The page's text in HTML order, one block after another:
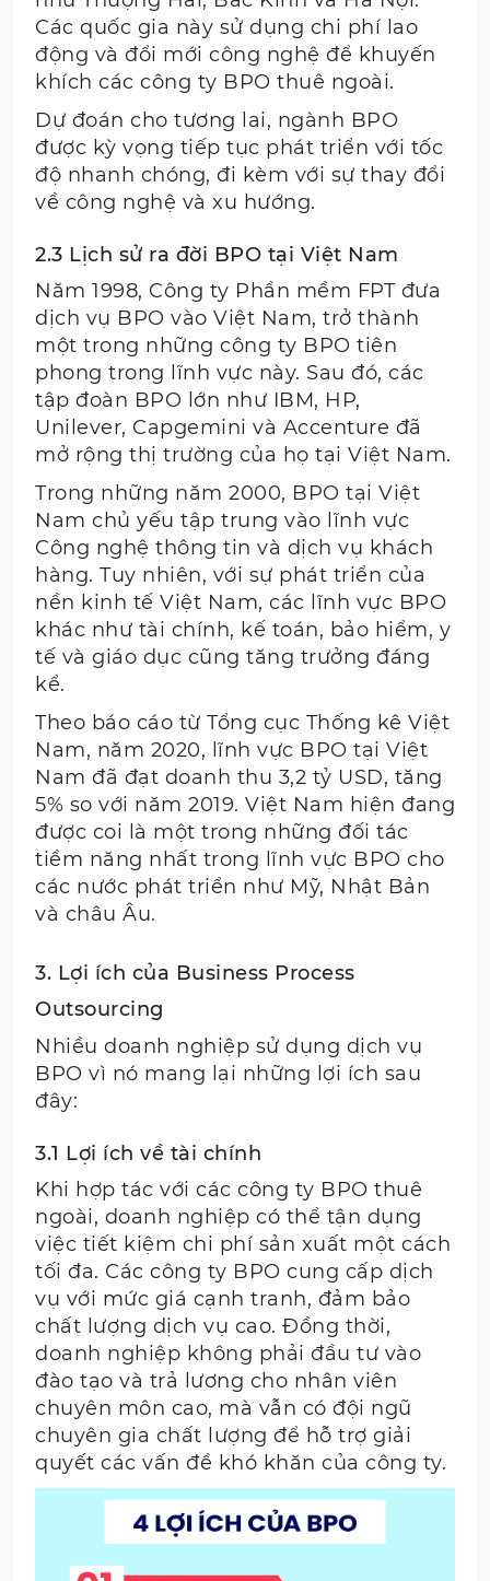
Các quốc gia này sử dụng chi phí lao
động và đổi mới công nghệ để khuyến
khích các công ty BPO thuê ngoài.
Dự đoán cho tương lai, ngành BPO
được kỳ vọng tiếp tục phát triển với tốc
độ nhanh chóng, đi kèm với sự thay đổi
về công nghệ và xu hướng.
2.3 Lịch sử ra đời BPO tại Việt Nam
Năm 1998, Công ty Phần mềm FPT đưa
dịch vụ BPO vào Việt Nam, trở thành
một trong những công ty BPO tiên
phong trong lĩnh vực này. Sau đó, các
tập đoàn BPO lớn như IBM, HP,
Unilever, Capgemini và Accenture đã
mở rộng thị trường của họ tại Việt Nam.
Trong những năm 2000, BPO tại Việt
Nam chủ yếu tập trung vào lĩnh vực
Công nghệ thông tin và dịch vụ khách
hàng. Tuy nhiên, với sự phát triển của
nền kinh tế Việt Nam, các lĩnh vực BPO
khác như tài chính, kế toán, bảo hiểm, y
tế và giáo dục cũng tăng trưởng đáng
kể.
Theo báo cáo từ Tổng cục Thống kê Việt
Nam, năm 2020, lĩnh vực BPO tại Việt
Nam đã đạt doanh thu 3,2 tỷ USD, tăng
5% so với năm 2019. Việt Nam hiện đang
được coi là một trong những đối tác
tiềm năng nhất trong lĩnh vực BPO cho
các nước phát triển như Mỹ, Nhật Bản
và châu Âu.
3. Lợi ích của Business Process
Outsourcing
Nhiều doanh nghiệp sử dụng dịch vụ
BPO vì nó mang lại những lợi ích sau
đây:
3.1 Lợi ích về tài chính
Khi hợp tác với các công ty BPO thuê
ngoài, doanh nghiệp có thể tận dụng
việc tiết kiệm chi phí sản xuất một cách
tối đa. Các công ty BPO cung cấp dịch
vụ với mức giá cạnh tranh, đảm bảo
chất lượng dịch vụ cao. Đồng thời,
doanh nghiệp không phải đầu tư vào
đào tạo và trả lương cho nhân viên
chuyên môn cao, mà vẫn có đội ngũ
chuyên gia chất lượng để hỗ trợ giải
quyết các vấn đề khó khăn của công ty.